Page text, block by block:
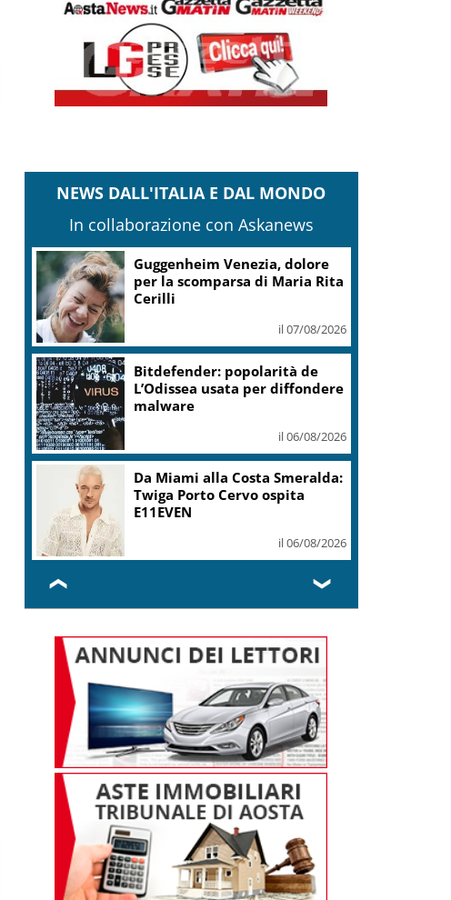
NEWS DALL'ITALIA E DAL MONDO
In collaborazione con Askanews
Guggenheim Venezia, dolore
per la scomparsa di Maria Rita
Cerilli
il 07/08/2026
Bitdefender: popolarità de
L’Odissea usata per diffondere
malware
il 06/08/2026
Da Miami alla Costa Smeralda:
Twiga Porto Cervo ospita
E11EVEN
il 06/08/2026
❮ ❯